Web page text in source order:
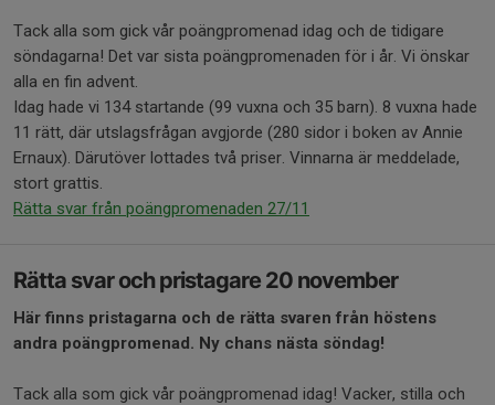
Tack alla som gick vår poängpromenad idag och de tidigare
söndagarna! Det var sista poängpromenaden för i år. Vi önskar
alla en fin advent.
Idag hade vi 134 startande (99 vuxna och 35 barn). 8 vuxna hade
11 rätt, där utslagsfrågan avgjorde (280 sidor i boken av Annie
Ernaux). Därutöver lottades två priser. Vinnarna är meddelade,
stort grattis.
Rätta svar från poängpromenaden 27/11
Rätta svar och pristagare 20 november
Här finns pristagarna och de rätta svaren från höstens
andra poängpromenad. Ny chans nästa söndag!
Tack alla som gick vår poängpromenad idag! Vacker, stilla och